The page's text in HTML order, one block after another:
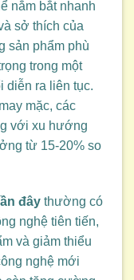
nắm bắt nhanh
sở thích của
sản phẩm phù
trong một
diễn ra liên tục.
mặc, các
với xu hướng
từ 15-20% so
đây thường có
nghệ tiên tiến,
và giảm thiểu
nghệ mới